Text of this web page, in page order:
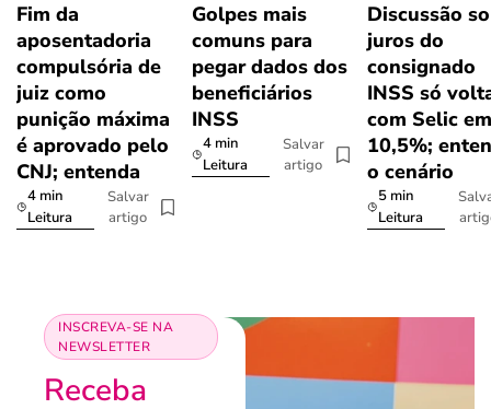
Fim da
aposentadoria
compulsória de
juiz como
punição máxima
é aprovado pelo
CNJ; entenda
4 min
Leitura
Salvar
artigo
Golpes mais
comuns para
pegar dados dos
beneficiários
INSS
4 min
Leitura
Salvar
artigo
Discussão
juros do
consignado
INSS só
com Selic em
10,5%;
o cenário
5 min
Leitura
INSCREVA-SE NA
NEWSLETTER
Receba